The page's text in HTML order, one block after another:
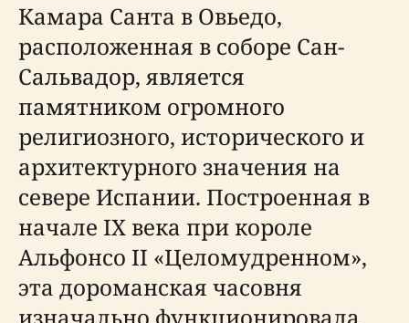
Камара Санта в Овьедо,
расположенная в соборе Сан-
Сальвадор, является
памятником огромного
религиозного, исторического и
архитектурного значения на
севере Испании. Построенная в
начале IX века при короле
Альфонсо II «Целомудренном»,
эта дороманская часовня